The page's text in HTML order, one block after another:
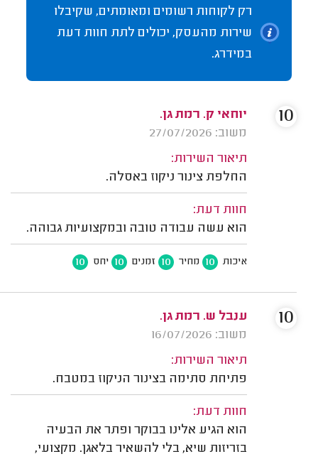
רק לקוחות רשומים ומאומתים, שקיבלו
שירות מהעסק, יכולים לתת חוות דעת
במידרג.
יוחאי ק. רמת גן.
משוב: 27/07/2026
תיאור השירות:
החלפת צינור ניקוז באסלה.
חוות דעת:
הוא עשה עבודה טובה ובמקצועיות גבוהה.
איכות 10 מחיר 10 זמנים 10 יחס 10
10
ענבל ש. רמת גן.
משוב: 16/07/2026
תיאור השירות:
פתיחת סתימה בצינור הניקוז במטבח.
חוות דעת:
הוא הגיע אלינו בבוקר ופתר את הבעיה
בזריזות שיא, בלי להשאיר בלאגן. מקצועי,
10